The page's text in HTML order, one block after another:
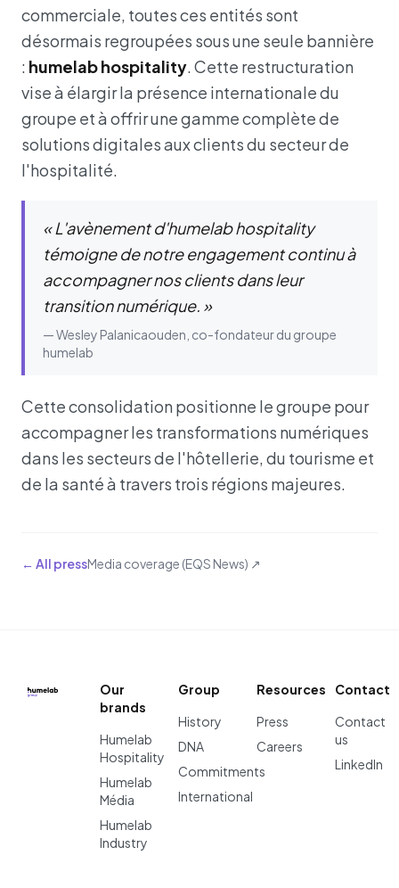
commerciale, toutes ces entités sont
désormais regroupées sous une seule bannière
: humelab hospitality. Cette restructuration
vise à élargir la présence internationale du
groupe et à offrir une gamme complète de
solutions digitales aux clients du secteur de
l'hospitalité.
« L'avènement d'humelab hospitality
témoigne de notre engagement continu à
accompagner nos clients dans leur
transition numérique. »
— Wesley Palanicaouden, co-fondateur du groupe
humelab
Cette consolidation positionne le groupe pour
accompagner les transformations numériques
dans les secteurs de l'hôtellerie, du tourisme et
de la santé à travers trois régions majeures.
← All pressMedia coverage (EQS News) ↗
Our
brands
Humelab
Hospitality
Humelab
Média
Humelab
Industry
Group
History
DNA
Commitments
International
Resources
Press
Careers
Contact
Contact
us
LinkedIn